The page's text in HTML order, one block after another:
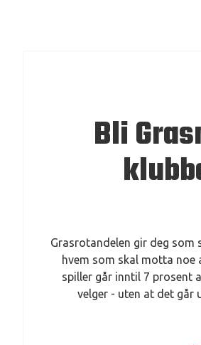
Bli
Grasrotandelen gir deg som
hvem som skal motta noe
spiller går inntil 7 prosent
velger - uten at det går